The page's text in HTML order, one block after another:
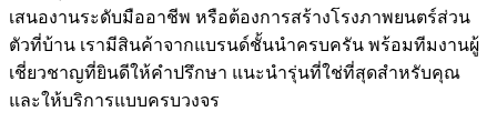
เสนองานระดับมืออาชีพ หรือต้องการสร้างโรงภาพยนตร์ส่วน
ตัวที่บ้าน เรามีสินค้าจากแบรนด์ชั้นนำครบครัน พร้อมทีมงานผู้
เชี่ยวชาญที่ยินดีให้คำปรึกษา แนะนำรุ่นที่ใช่ที่สุดสำหรับคุณ
และให้บริการแบบครบวงจร